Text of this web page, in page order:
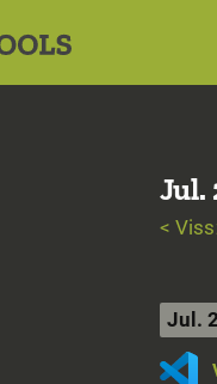
Jul.
<
Jul.